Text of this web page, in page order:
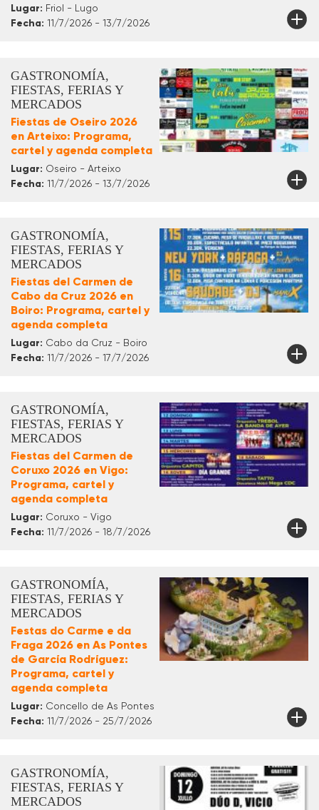
Lugar: Friol - Lugo
Fecha: 11/7/2026 - 13/7/2026
GASTRONOMÍA,
FIESTAS, FERIAS Y
MERCADOS
Fiestas de Oseiro 2026
en Arteixo: Programa,
cartel y agenda completa
Lugar: Oseiro - Arteixo
Fecha: 11/7/2026 - 13/7/2026
GASTRONOMÍA,
FIESTAS, FERIAS Y
MERCADOS
Fiestas del Carmen de
Cabo da Cruz 2026 en
Boiro: Programa, cartel y
agenda completa
Lugar: Cabo da Cruz - Boiro
Fecha: 11/7/2026 - 17/7/2026
GASTRONOMÍA,
FIESTAS, FERIAS Y
MERCADOS
Fiestas del Carmen de
Coruxo 2026 en Vigo:
Programa, cartel y
agenda completa
Lugar: Coruxo - Vigo
Fecha: 11/7/2026 - 18/7/2026
GASTRONOMÍA,
FIESTAS, FERIAS Y
MERCADOS
Festas do Carme e da
Fraga 2026 en As Pontes
de García Rodríguez:
Programa, cartel y
agenda completa
Lugar: Concello de As Pontes
Fecha: 11/7/2026 - 25/7/2026
GASTRONOMÍA,
FIESTAS, FERIAS Y
MERCADOS